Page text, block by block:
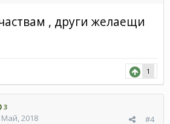
, други желаещи
1
3
#4
Май, 2018